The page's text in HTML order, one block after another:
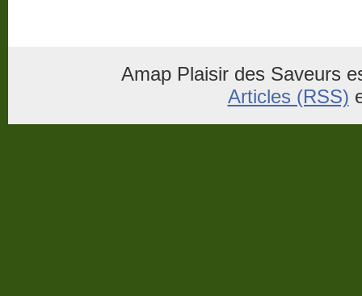
Amap Plaisir des Saveurs
Articles (RSS)